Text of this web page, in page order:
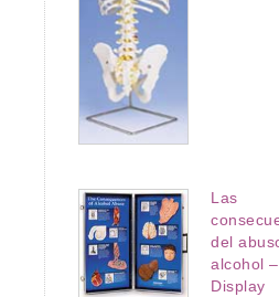
Las
del
alcohol –
Display